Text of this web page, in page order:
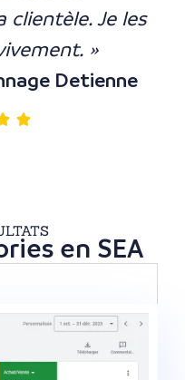
clientèle. Je les
»
Detienne
en SEA